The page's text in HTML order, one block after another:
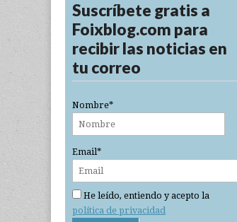
Suscríbete gratis a
Foixblog.com para
recibir las noticias en
tu correo
Nombre*
Email*
He leído, entiendo y acepto la
política de privacidad